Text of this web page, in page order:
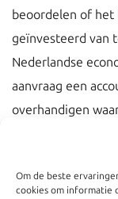
Om de beste
cookies om informatie
beoordelen of
geïnvesteerd van
Nederlandse
aanvraag een
overhandigen
dat het
afgegeven door